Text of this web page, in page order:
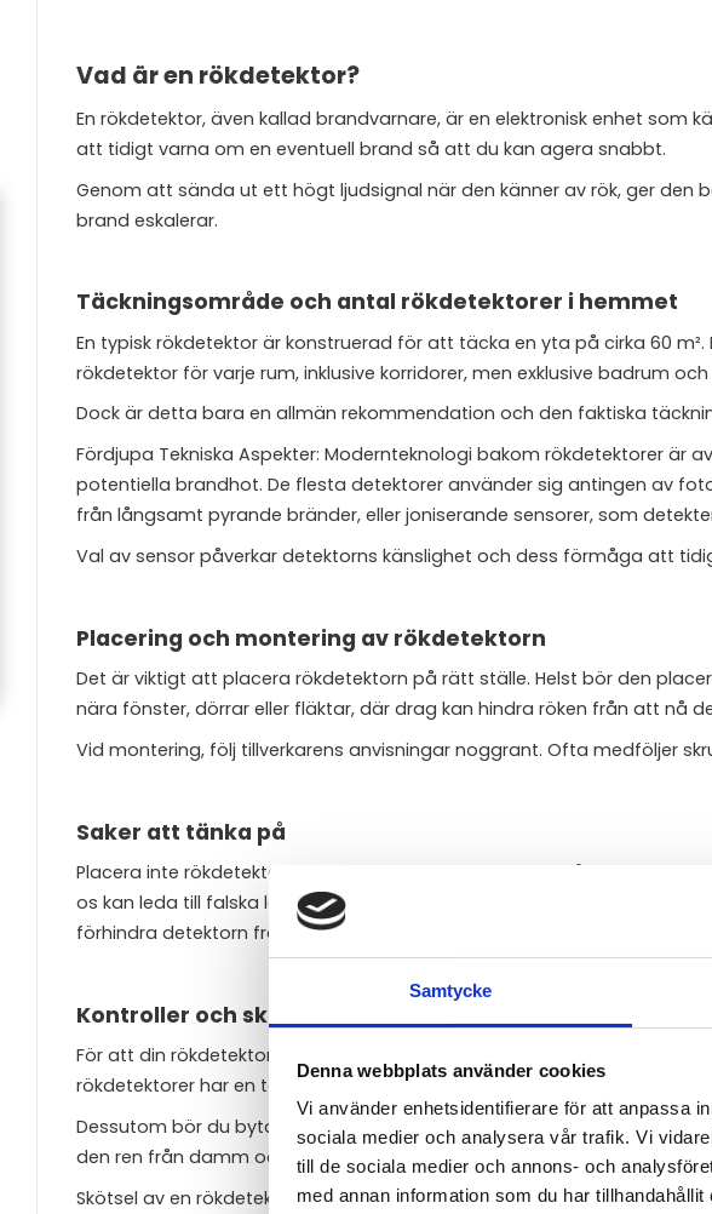
Samtycke
Denna webbplats använder cookies
Vi använder enhetsidentifierare för att anpassa
sociala medier och analysera vår trafik. Vi
till de sociala medier och annons- och
med annan information som du har
Vad är en rökdetektor?
En rökdetektor, även kallad brandvarnare, är en elektronisk enhet som
att tidigt varna om en eventuell brand så att du kan agera snabbt.
Genom att sända ut ett högt ljudsignal när den känner av rök, ger den
brand eskalerar.
Täckningsområde och antal rökdetektorer i hemmet
En typisk rökdetektor är konstruerad för att täcka en yta på cirka 60
rökdetektor för varje rum, inklusive korridorer, men exklusive badrum och
Dock är detta bara en allmän rekommendation och den faktiska
Fördjupa Tekniska Aspekter: Modernteknologi bakom rökdetektorer
potentiella brandhot. De flesta detektorer använder sig antingen av
från långsamt pyrande bränder, eller joniserande sensorer, som
Val av sensor påverkar detektorns känslighet och dess förmåga att
Placering och montering av rökdetektorn
Det är viktigt att placera rökdetektorn på rätt ställe. Helst bör den
nära fönster, dörrar eller fläktar, där drag kan hindra röken från att nå
Vid montering, följ tillverkarens anvisningar noggrant. Ofta medföljer
Saker att tänka på
Placera inte rökdetektorn nära platser där det kan uppstå oss ofta,
os kan leda till falska larm. Undvik också att placera den i dammiga
förhindra detektorn från att fungera korrekt.
Kontroller och skötsel på din rökdetektor
För att din rökdetektor ska fungera optimalt bör du testa den
rökdetektorer har en testknapp som du kan trycka på för att kontrollera
Dessutom bör du byta batteri minst en gång om året, även om larmet
den ren från damm och smuts.
Skötsel av en rökdetektor innebär mer än bara batteribyte.